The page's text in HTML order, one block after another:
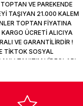
VE PAREKENDE
TAŞIYAN 21.000 KALEM
TOPTAN FİYATINA
ÜCRETİ ALICIYA
VE GARANTİLİRDİR !
TİKTOK SOSYAL
TANITIM VİDEOLARI